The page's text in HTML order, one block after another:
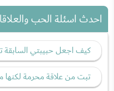
احدث اسئلة الحب
كيف اجعل حبيبتي
تبت من علاقة محرمة لكنها